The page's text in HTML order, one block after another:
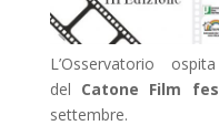
L’Osservatorio
del Catone Film
settembre.